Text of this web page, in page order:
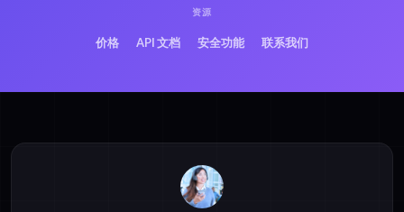
资源
价格 API 文档 安全功能 联系我们